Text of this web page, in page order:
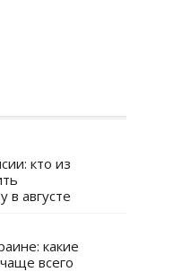
кто из
в августе
какие
всего